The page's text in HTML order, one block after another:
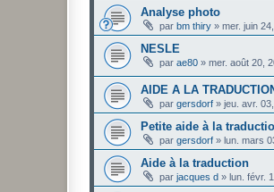
Analyse photo
par bm thiry » mer. juin
NESLE
par ae80 » mer. août 20,
AIDE A LA
par gersdorf » jeu. avr.
Petite aide à la
par gersdorf » lun. mars
Aide à la traduction
par jacques d » lun. févr.